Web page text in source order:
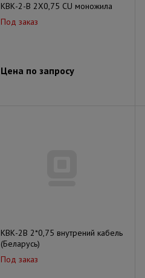
КВК-2-В 2Х0,75 CU моножила
Под заказ
Цена по запросу
КВК-2В 2*0,75 внутрений кабель
(Беларусь)
Под заказ